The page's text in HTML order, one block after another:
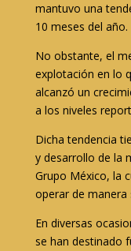
mantuvo una
10 meses del año.
No obstante, el
explotación en lo
alcanzó un
a los niveles
Dicha tendencia
y desarrollo de la
Grupo México, la
operar de manera
En diversas
se han destinado